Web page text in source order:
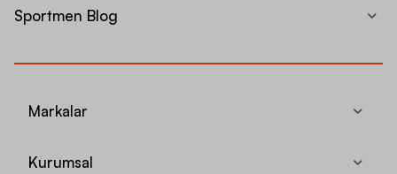
Sportmen Blog
Markalar
Kurumsal